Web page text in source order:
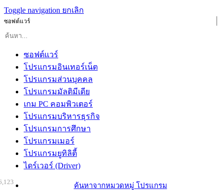
Toggle navigation ยกเลิก
ซอฟต์แวร์
ซอฟต์แวร์
โปรแกรมอินเทอร์เน็ต
โปรแกรมส่วนบุคคล
โปรแกรมมัลติมีเดีย
เกม PC คอมพิวเตอร์
โปรแกรมบริหารธุรกิจ
โปรแกรมการศึกษา
โปรแกรมเมอร์
โปรแกรมยูทิลิตี้
ไดร์เวอร์ (Driver)
ค้นหาจากหมวดหมู่ โปรแกรม